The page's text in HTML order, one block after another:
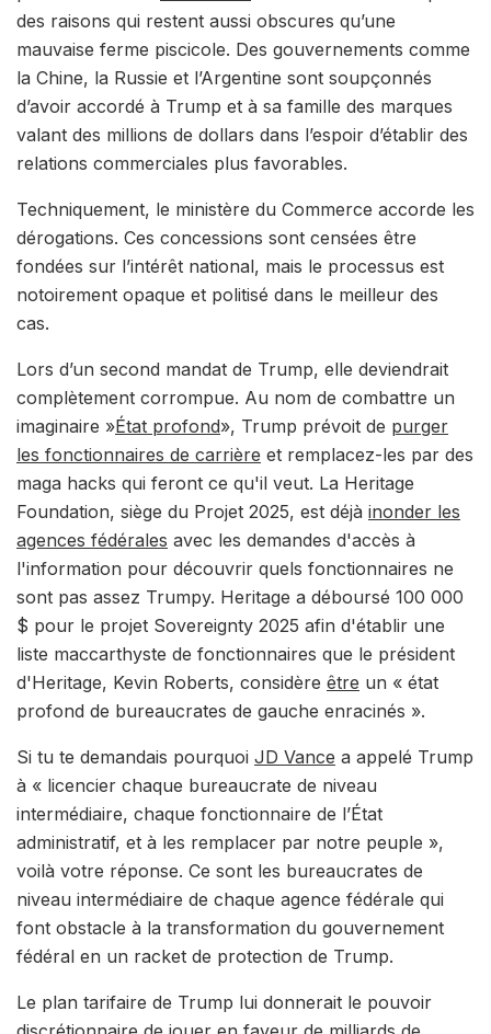
des raisons qui restent aussi obscures qu’une
mauvaise ferme piscicole. Des gouvernements comme
la Chine, la Russie et l’Argentine sont soupçonnés
d’avoir accordé à Trump et à sa famille des marques
valant des millions de dollars dans l’espoir d’établir des
relations commerciales plus favorables.
Techniquement, le ministère du Commerce accorde les
dérogations. Ces concessions sont censées être
fondées sur l’intérêt national, mais le processus est
notoirement opaque et politisé dans le meilleur des
cas.
Lors d’un second mandat de Trump, elle deviendrait
complètement corrompue. Au nom de combattre un
imaginaire »État profond», Trump prévoit de purger
les fonctionnaires de carrière et remplacez-les par des
maga hacks qui feront ce qu'il veut. La Heritage
Foundation, siège du Projet 2025, est déjà inonder les
agences fédérales avec les demandes d'accès à
l'information pour découvrir quels fonctionnaires ne
sont pas assez Trumpy. Heritage a déboursé 100 000
$ pour le projet Sovereignty 2025 afin d'établir une
liste maccarthyste de fonctionnaires que le président
d'Heritage, Kevin Roberts, considère être un « état
profond de bureaucrates de gauche enracinés ».
Si tu te demandais pourquoi JD Vance a appelé Trump
à « licencier chaque bureaucrate de niveau
intermédiaire, chaque fonctionnaire de l’État
administratif, et à les remplacer par notre peuple »,
voilà votre réponse. Ce sont les bureaucrates de
niveau intermédiaire de chaque agence fédérale qui
font obstacle à la transformation du gouvernement
fédéral en un racket de protection de Trump.
Le plan tarifaire de Trump lui donnerait le pouvoir